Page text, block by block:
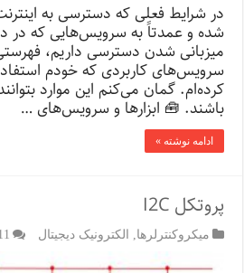
در شرایط فعلی که دسترسی به
شده و عمدتاً به سرویس‌هایی که در
میزبانی شدن دسترسی داریم، فهرستی
سرویس‌های کاربردی که خودم
کرده‌ام. گمان می‌کنم این موارد
باشند. 🧰 ابزارها و سرویس‌های …
ادامه نوشته »
پروتکل I2C
میکروکنترلرها الکترونیک دیجیتال